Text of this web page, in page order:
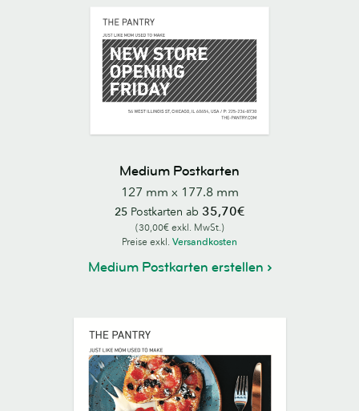
Medium Postkarten
127 mm x 177.8 mm
25Postkarten ab 35,70€
(30,00€ exkl. MwSt.)
Preise exkl. Versandkosten
Medium Postkarten erstellen